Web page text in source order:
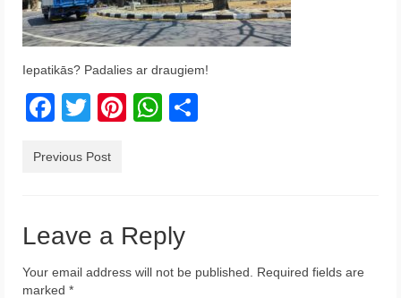
Melnkalne
Grieķija
Francija
Austrija
Ukraina
Latvija
Iepatikās? Padalies ar draugiem!
Facebook
TwitterPinterest
WhatsApp
Previous Post
Leave a Reply
Your email address will not be published.
Required fields are
marked *